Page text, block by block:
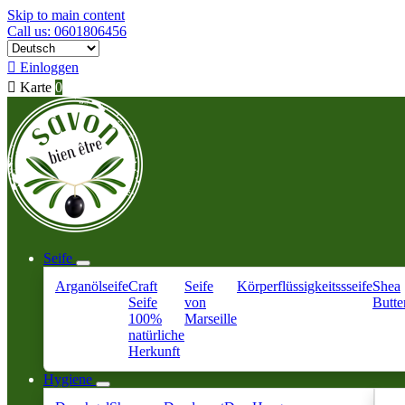
Skip to main content
Call us: 0601806456
 Einloggen
 Karte 0
Seife
ArganölseifeCraft
Seife
100%
natürliche
Herkunft
Seife
von
Marseille
KörperflüssigkeitssseifeShea
Hygiene